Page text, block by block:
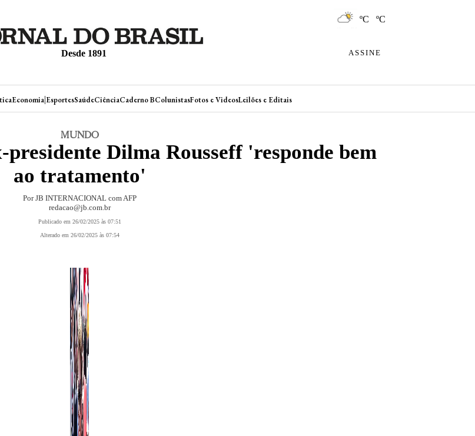
ºC ºC
Desde 1891 ASSINE
Economia|EsportesSaúdeCiênciaCaderno BColunistasFotos e VideosLeilões e Editais
MUNDO
Dilma Rousseff 'responde bem
ao tratamento'
Por JB INTERNACIONAL com AFP
redacao@jb.com.br
Publicado em 26/02/2025 às 07:51
Alterado em 26/02/2025 às 07:54